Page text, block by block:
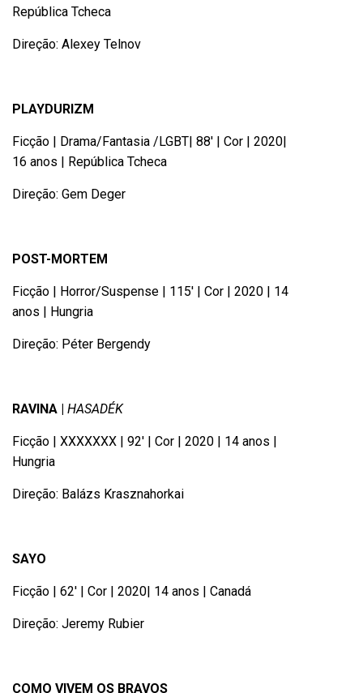
República Tcheca
Direção: Alexey Telnov
PLAYDURIZM
Ficção | Drama/Fantasia /LGBT| 88′ | Cor | 2020|
16 anos | República Tcheca
Direção: Gem Deger
POST-MORTEM
Ficção | Horror/Suspense | 115′ | Cor | 2020 | 14
anos | Hungria
Direção: Péter Bergendy
RAVINA | HASADÉK
Ficção | XXXXXXX | 92′ | Cor | 2020 | 14 anos |
Hungria
Direção: Balázs Krasznahorkai
SAYO
Ficção | 62′ | Cor | 2020| 14 anos | Canadá
Direção: Jeremy Rubier
COMO VIVEM OS BRAVOS